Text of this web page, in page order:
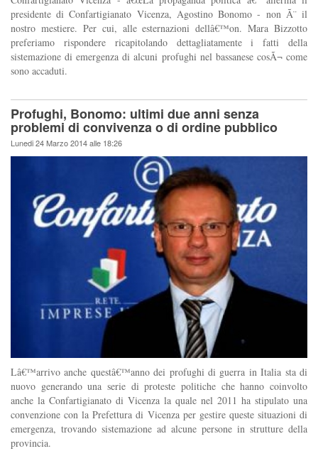
presidente di Confartigianato Vicenza, Agostino Bonomo - non Ã¨ il
nostro mestiere. Per cui, alle esternazioni dellâ€™on. Mara Bizzotto
preferiamo rispondere ricapitolando dettagliatamente i fatti della
sistemazione di emergenza di alcuni profughi nel bassanese cosÃ¬ come
sono accaduti.
Profughi, Bonomo: ultimi due anni senza
problemi di convivenza o di ordine pubblico
Lunedi 24 Marzo 2014 alle 18:26
Lâ€™arrivo anche questâ€™anno dei profughi di guerra in Italia sta di
nuovo generando una serie di proteste politiche che hanno coinvolto
anche la Confartigianato di Vicenza la quale nel 2011 ha stipulato una
convenzione con la Prefettura di Vicenza per gestire queste situazioni di
emergenza, trovando sistemazione ad alcune persone in strutture della
provincia.